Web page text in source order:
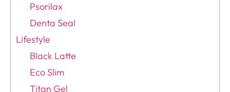
Psorilax
Denta Seal
Lifestyle
Black Latte
Eco Slim
Titan Gel